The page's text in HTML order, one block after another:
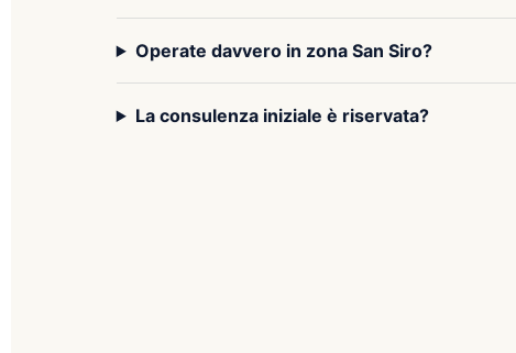
Operate davvero in zona San Siro?
La consulenza iniziale è riservata?